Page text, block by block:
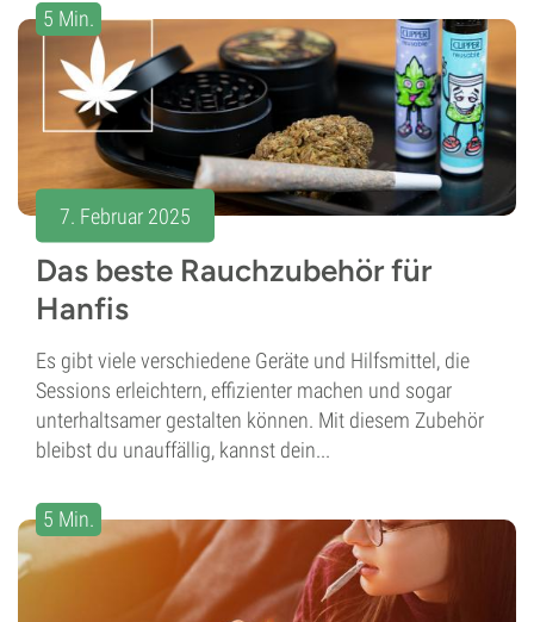
5 Min.
7. Februar 2025
Das beste Rauchzubehör für
Hanfis
Es gibt viele verschiedene Geräte und Hilfsmittel, die
Sessions erleichtern, effizienter machen und sogar
unterhaltsamer gestalten können. Mit diesem Zubehör
bleibst du unauffällig, kannst dein...
5 Min.